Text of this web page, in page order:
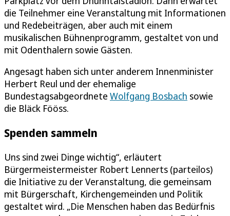
die Teilnehmer eine Veranstaltung mit Informationen
und Redebeiträgen, aber auch mit einem
musikalischen Bühnenprogramm, gestaltet von und
mit Odenthalern sowie Gästen.
Angesagt haben sich unter anderem Innenminister
Herbert Reul und der ehemalige
Bundestagsabgeordnete Wolfgang Bosbach sowie
die Bläck Fööss.
Spenden sammeln
Uns sind zwei Dinge wichtig“, erläutert
Bürgermeistermeister Robert Lennerts (parteilos)
die Initiative zu der Veranstaltung, die gemeinsam
mit Bürgerschaft, Kirchengemeinden und Politik
gestaltet wird. „Die Menschen haben das Bedürfnis